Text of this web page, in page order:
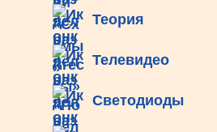
Теория
Телевидео
Светодиоды